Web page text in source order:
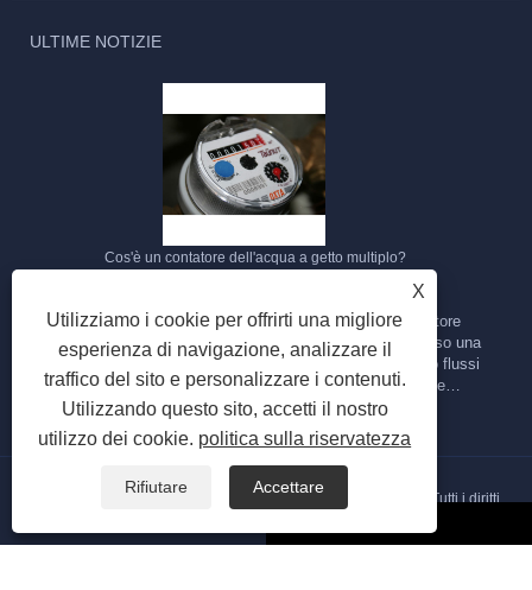
ULTIME NOTIZIE
Cos'è un contatore dell'acqua a getto multiplo?
Il contatore dell'acqua a getto multiplo è un tipo di contatore
dell'acqua progettato per misurare il flusso d'acqua attraverso una
tubazione. Si chiama "multigetto" perché utilizza più getti o flussi
d'acqua per misurare la portata dell'acqua. Ecco alcune
caratteristiche e caratteristiche principali di un contatore dell'acqua
a getto multiplo:
Copyright © 2023 Ningbo Haishu Yongzhou Meters CO., Ltd - Tutti i diritti
X
Utilizziamo i cookie per offrirti una migliore
esperienza di navigazione, analizzare il
traffico del sito e personalizzare i contenuti.
Utilizzando questo sito, accetti il ​​nostro
utilizzo dei cookie. politica sulla riservatezza
Rifiutare Accettare